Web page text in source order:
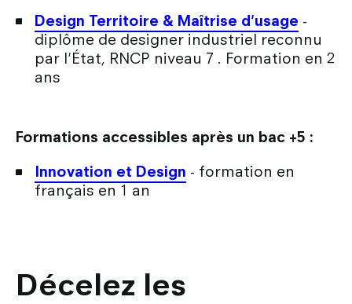
Design Territoire & Maîtrise d'usage -
diplôme de designer industriel reconnu
par l'État, RNCP niveau 7 . Formation en 2
ans
Formations accessibles après un bac +5 :
Innovation et Design - formation en
français en 1 an
Décelez les